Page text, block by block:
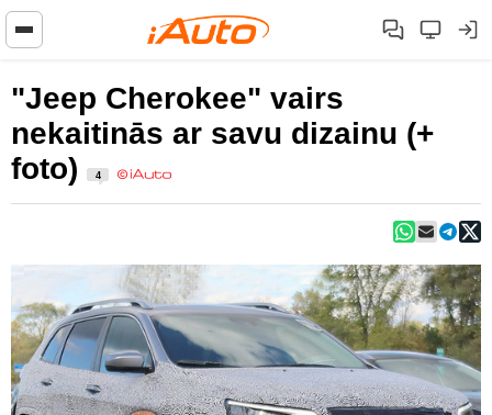
"Jeep Cherokee" vairs
nekaitinās ar savu dizainu (+
foto)
4